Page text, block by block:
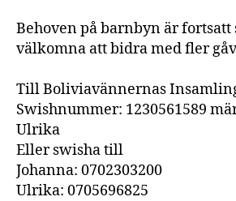
Behoven på barnbyn är fortsatt
välkomna att bidra med fler
Till Boliviavännernas
Swishnummer: 1230561589
Ulrika
Eller swisha till
Johanna: 0702303200
Ulrika: 0705696825